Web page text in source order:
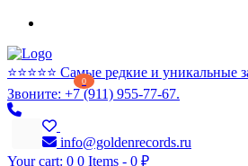
⭐️⭐️⭐️⭐️⭐️ Самые редкие и
Звоните: +7 (911) 955-77-67.
0
info@goldenrecords.ru
Your cart: 0 0 Items - 0 ₽